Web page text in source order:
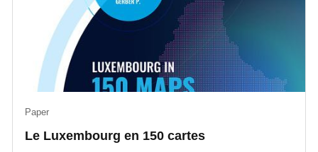
Le Luxembourg en 150 cartes
Paper